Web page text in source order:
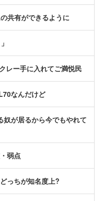
共有ができるように
レー手に入れてご満悦民
なんだけど
奴が居るから今でもやれて
弱点
っちが知名度上?